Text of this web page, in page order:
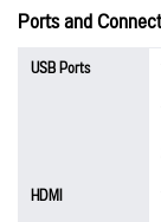
Ports and
USB Ports
HDMI